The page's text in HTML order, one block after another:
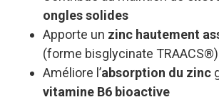
ongles solides
Apporte un zinc hautement
(forme bisglycinate TRAACS®)
Améliore l’absorption du zinc
vitamine B6 bioactive